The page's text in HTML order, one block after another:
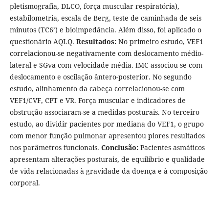
pletismografia, DLCO, força muscular respiratória),
estabilometria, escala de Berg, teste de caminhada de seis
minutos (TC6’) e bioimpedância. Além disso, foi aplicado o
questionário AQLQ. Resultados:No primeiro estudo, VEF1
correlacionou-se negativamente com deslocamento médio-
lateral e SGva com velocidade média. IMC associou-se com
deslocamento e oscilação ântero-posterior. No segundo
estudo, alinhamento da cabeça correlacionou-se com
VEF1/CVF, CPT e VR. Força muscular e indicadores de
obstrução associaram-se a medidas posturais. No terceiro
estudo, ao dividir pacientes por mediana do VEF1, o grupo
com menor função pulmonar apresentou piores resultados
nos parâmetros funcionais. Conclusão:Pacientes asmáticos
apresentam alterações posturais, de equilíbrio e qualidade
de vida relacionadas à gravidade da doença e à composição
corporal.